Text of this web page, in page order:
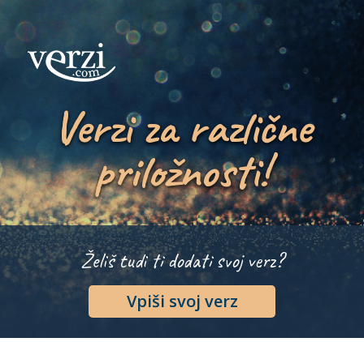
Verzi za različne
priložnosti!
Želiš tudi ti dodati svoj verz?
Vpiši svoj verz